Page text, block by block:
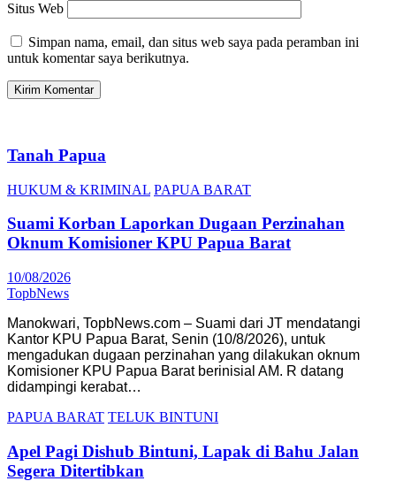
Situs Web
Simpan nama, email, dan situs web saya pada peramban ini
untuk komentar saya berikutnya.
Tanah Papua
HUKUM & KRIMINAL PAPUA BARAT
Suami Korban Laporkan Dugaan Perzinahan
Oknum Komisioner KPU Papua Barat
10/08/2026
TopbNews
Manokwari, TopbNews.com – Suami dari JT mendatangi
Kantor KPU Papua Barat, Senin (10/8/2026), untuk
mengadukan dugaan perzinahan yang dilakukan oknum
Komisioner KPU Papua Barat berinisial AM. R datang
didampingi kerabat…
PAPUA BARAT TELUK BINTUNI
Apel Pagi Dishub Bintuni, Lapak di Bahu Jalan
Segera Ditertibkan